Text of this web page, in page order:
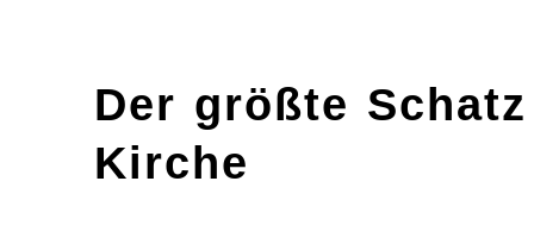
Der größte
Kirche